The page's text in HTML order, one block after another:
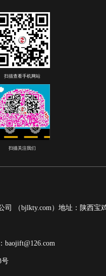
扫描查看手机网站
扫描关注我们
司 （bjlkty.com） 地址：陕西宝
baojift@126.com
号